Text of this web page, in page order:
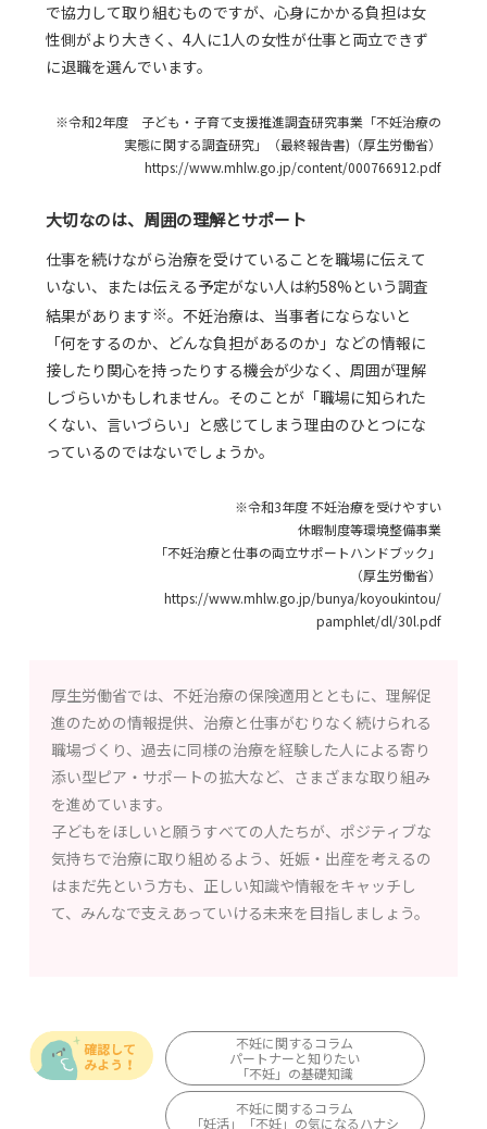
で協力して取り組むものですが、心身にかかる負担は女
性側がより大きく、4人に1人の女性が仕事と両立できず
に退職を選んでいます。
※令和2年度 子ども・子育て支援推進調査研究事業「不妊治療の
実態に関する調査研究」（最終報告書)（厚生労働省）
https://www.mhlw.go.jp/content/000766912.pdf
大切なのは、周囲の理解とサポート
仕事を続けながら治療を受けていることを職場に伝えて
いない、または伝える予定がない人は約58%という調査
結果があります※。不妊治療は、当事者にならないと
「何をするのか、どんな負担があるのか」などの情報に
接したり関心を持ったりする機会が少なく、周囲が理解
しづらいかもしれません。そのことが「職場に知られた
くない、言いづらい」と感じてしまう理由のひとつにな
っているのではないでしょうか。
※令和3年度 不妊治療を受けやすい
休暇制度等環境整備事業
「不妊治療と仕事の両立サポートハンドブック」
（厚生労働省）
https://www.mhlw.go.jp/bunya/koyoukintou/
pamphlet/dl/30l.pdf
厚生労働省では、不妊治療の保険適用とともに、理解促
進のための情報提供、治療と仕事がむりなく続けられる
職場づくり、過去に同様の治療を経験した人による寄り
添い型ピア・サポートの拡大など、さまざまな取り組み
を進めています。
子どもをほしいと願うすべての人たちが、ポジティブな
気持ちで治療に取り組めるよう、妊娠・出産を考えるの
はまだ先という方も、正しい知識や情報をキャッチし
て、みんなで支えあっていける未来を目指しましょう。
不妊に関するコラム
パートナーと知りたい
「不妊」の基礎知識
不妊に関するコラム
「妊活」「不妊」の気になるハナシ